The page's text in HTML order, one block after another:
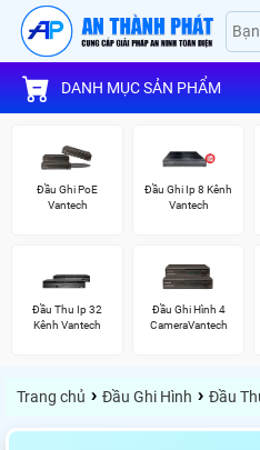
DANH MỤC SẢN PHẨM
Đầu Ghi PoE
Vantech
Đầu Ghi Ip 8 Kênh
Vantech
Đầu Thu Ip 32
Kênh Vantech
Đầu Ghi Hình 4
CameraVantech
Trang chủ › Đầu Ghi Hình › Đầu